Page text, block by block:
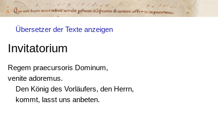
Übersetzer der Texte anzeigen
Invitatorium
Regem praecursoris Dominum,
venite adoremus.
Den König des Vorläufers, den Herrn,
kommt, lasst uns anbeten.